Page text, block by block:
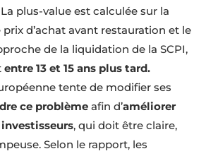
plus-value est calculée sur la
d’achat avant restauration et le
de la liquidation de la SCPI,
entre 13 et 15 ans plus tard.
tente de modifier ses
ce problème afin d’améliorer
, qui doit être claire,
Selon le rapport, les